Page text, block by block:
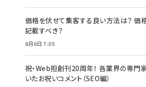
価格を伏せて集客する良い方法は？ 価
記載すべき？
8月6日 7:05
祝・Web担創刊20周年！ 各業界の専門
いたお祝いコメント（SEO編）